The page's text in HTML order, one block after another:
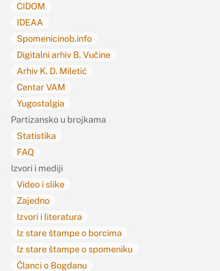
CIDOM
IDEAA
Spomenicinob.info
Digitalni arhiv B. Vučine
Arhiv K. D. Miletić
Centar VAM
Yugostalgia
Partizansko u brojkama
Statistika
FAQ
Izvori i mediji
Video i slike
Zajedno
Izvori i literatura
Iz stare štampe o borcima
Iz stare štampe o spomeniku
Članci o Bogdanu